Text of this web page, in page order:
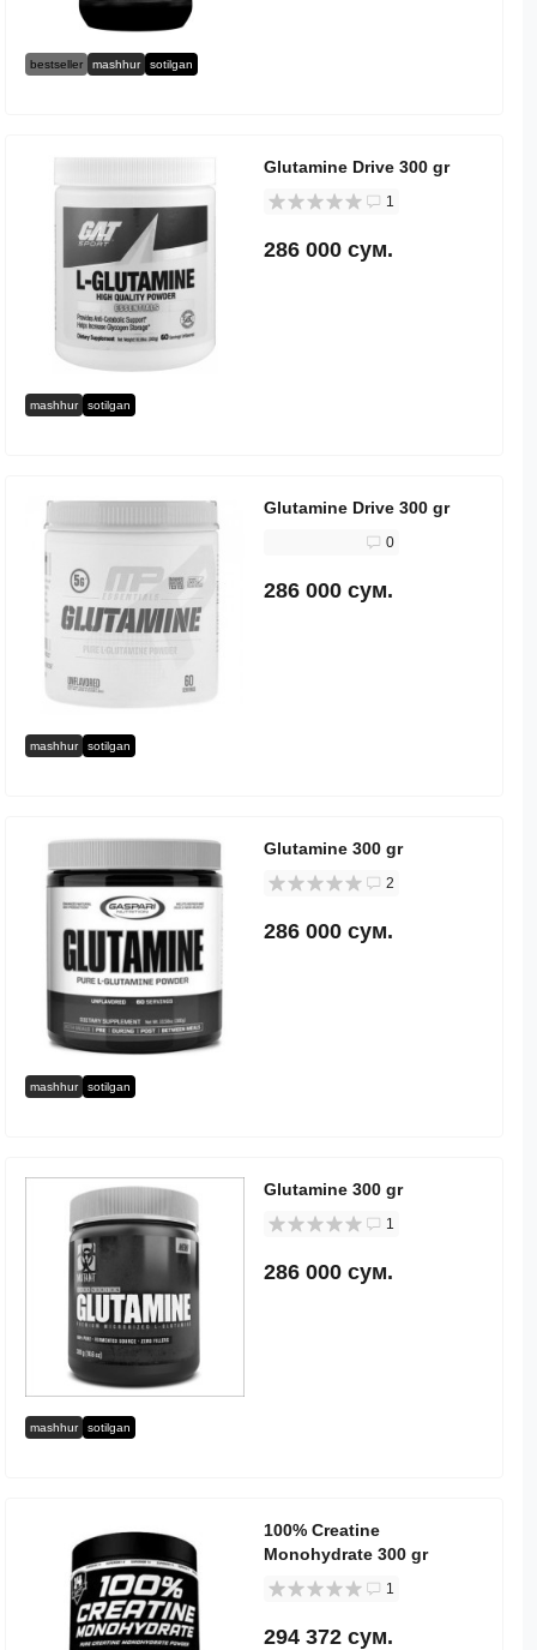
bestseller mashhur sotilgan
mashhur sotilgan
Glutamine Drive 300 gr
1
286 000 сум.
mashhur sotilgan
Glutamine Drive 300 gr
0
286 000 сум.
mashhur sotilgan
Glutamine 300 gr
2
286 000 сум.
mashhur sotilgan
Glutamine 300 gr
1
286 000 сум.
100% Creatine
Monohydrate 300 gr
1
294 372 сум.